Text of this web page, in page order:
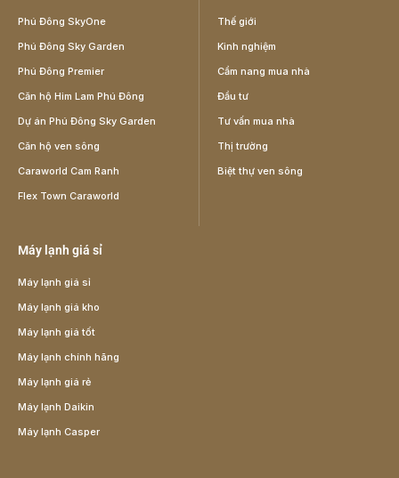
Phú Đông SkyOne
Phú Đông Sky Garden
Phú Đông Premier
Căn hộ Him Lam Phú Đông
Dự án Phú Đông Sky Garden
Căn hộ ven sông
Caraworld Cam Ranh
Flex Town Caraworld
Thế giới
Kinh nghiệm
Cẩm nang mua nhà
Đầu tư
Tư vấn mua nhà
Thị trường
Biệt thự ven sông
Máy lạnh giá sỉ
Máy lạnh giá sỉ
Máy lạnh giá kho
Máy lạnh giá tốt
Máy lạnh chính hãng
Máy lạnh giá rẻ
Máy lạnh Daikin
Máy lạnh Casper